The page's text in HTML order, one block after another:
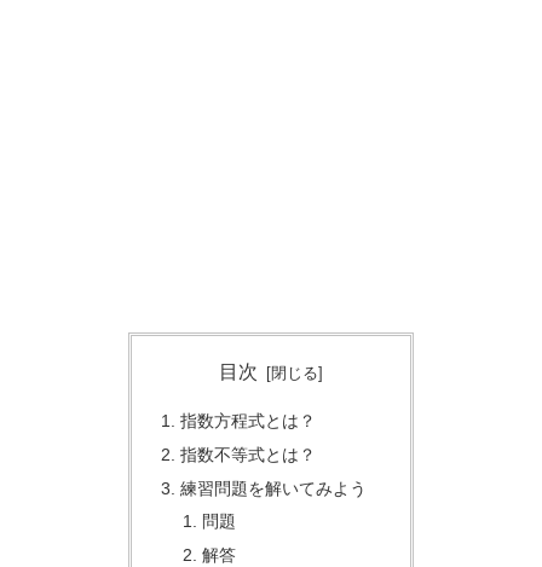
目次
指数方程式とは？
指数不等式とは？
練習問題を解いてみよう
問題
解答